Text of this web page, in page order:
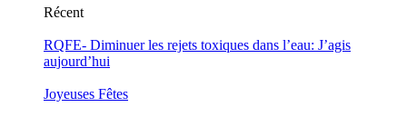
Récent
RQFE- Diminuer les rejets toxiques dans l’eau: J’agis
aujourd’hui
Joyeuses Fêtes